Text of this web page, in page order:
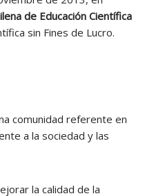
de Educación Científica
sin Fines de Lucro.
comunidad referente en
a la sociedad y las
la calidad de la